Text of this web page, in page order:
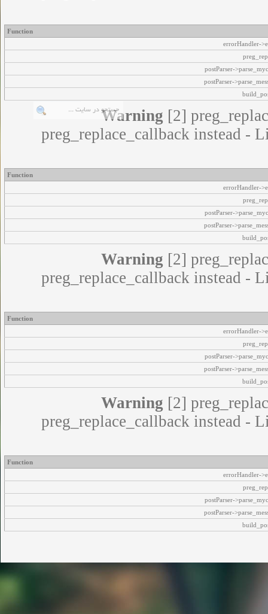
Function
errorHandler-
postParser-
postParser-
Warning [2]
preg_replace_callback instead -
Function
errorHandler-
postParser-
postParser-
Warning [2]
preg_replace_callback instead -
Function
errorHandler-
postParser-
postParser-
Warning [2]
preg_replace_callback instead -
Function
errorHandler-
postParser-
postParser-